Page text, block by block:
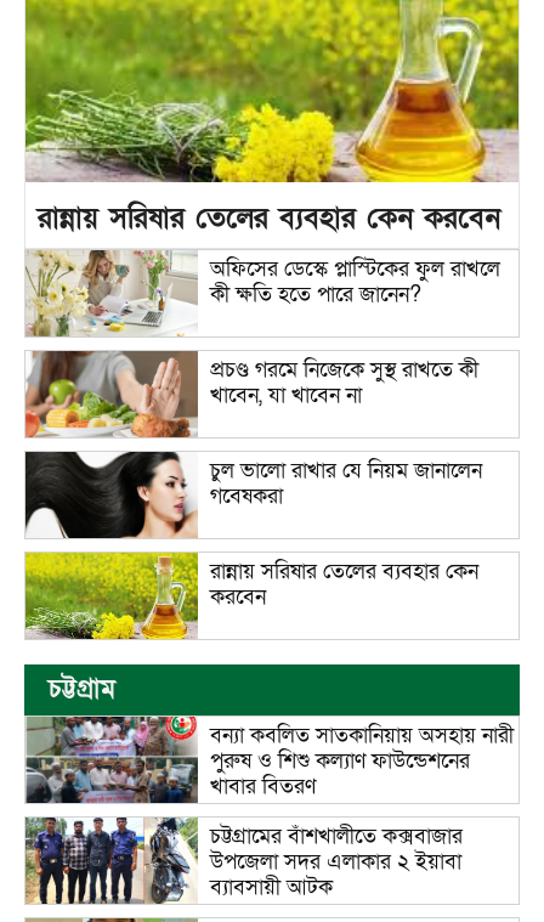
রান্নায় সরিষার তেলের ব্যবহার কেন করবেন
অফিসের ডেস্কে প্লাস্টিকের ফুল রাখলে
কী ক্ষতি হতে পারে জানেন?
প্রচণ্ড গরমে নিজেকে সুস্থ রাখতে কী
খাবেন, যা খাবেন না
চুল ভালো রাখার যে নিয়ম জানালেন
গবেষকরা
রান্নায় সরিষার তেলের ব্যবহার কেন
করবেন
চট্টগ্রাম
বন্যা কবলিত সাতকানিয়ায় অসহায় নারী
পুরুষ ও শিশু কল্যাণ ফাউন্ডেশনের
খাবার বিতরণ
চট্টগ্রামের বাঁশখালীতে কক্সবাজার
উপজেলা সদর এলাকার ২ ইয়াবা
ব্যাবসায়ী আটক